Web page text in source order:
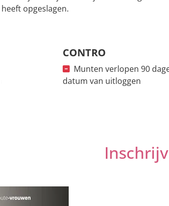
heeft opgeslagen.
CONTRO
Munten verlopen 90
datum van uitloggen